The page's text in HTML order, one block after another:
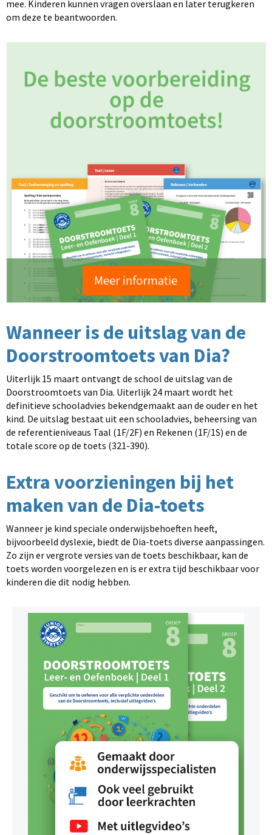
mee. Kinderen kunnen vragen overslaan en later terugkeren
om deze te beantwoorden.
Wanneer is de uitslag van de
Doorstroomtoets van Dia?
Uiterlijk 15 maart ontvangt de school de uitslag van de
Doorstroomtoets van Dia. Uiterlijk 24 maart wordt het
definitieve schooladvies bekendgemaakt aan de ouder en het
kind. De uitslag bestaat uit een schooladvies, beheersing van
de referentieniveaus Taal (1F/2F) en Rekenen (1F/1S) en de
totale score op de toets (321-390).
Extra voorzieningen bij het
maken van de Dia-toets
Wanneer je kind speciale onderwijsbehoeften heeft,
bijvoorbeeld dyslexie, biedt de Dia-toets diverse aanpassingen.
Zo zijn er vergrote versies van de toets beschikbaar, kan de
toets worden voorgelezen en is er extra tijd beschikbaar voor
kinderen die dit nodig hebben.